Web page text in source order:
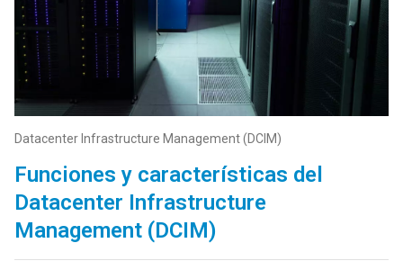
Datacenter Infrastructure Management (DCIM)
Funciones y características del
Datacenter Infrastructure
Management (DCIM)